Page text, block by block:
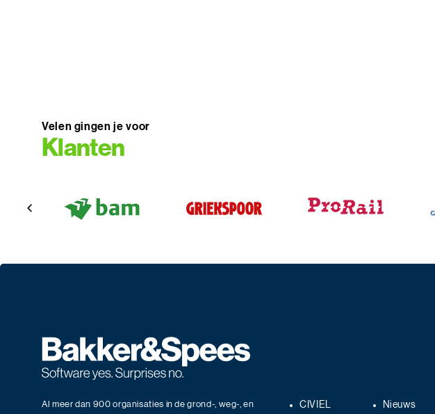
Velen gingen je voor
Klanten
Al meer dan 900 organisaties in de grond-, weg-, en CIVIEL Nieuws